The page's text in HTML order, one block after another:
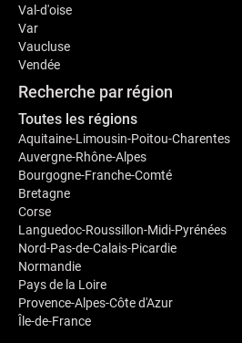
Val-d'oise
Var
Vaucluse
Vendée
Recherche par région
Toutes les régions
Aquitaine-Limousin-Poitou-Charentes
Auvergne-Rhône-Alpes
Bourgogne-Franche-Comté
Bretagne
Corse
Languedoc-Roussillon-Midi-Pyrénées
Nord-Pas-de-Calais-Picardie
Normandie
Pays de la Loire
Provence-Alpes-Côte d'Azur
Île-de-France